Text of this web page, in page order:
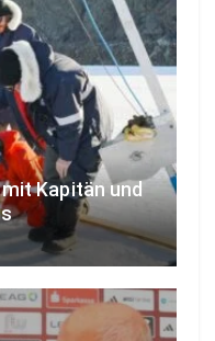
Kapitän und